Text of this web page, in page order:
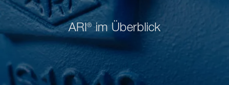
ARI® im Überblick